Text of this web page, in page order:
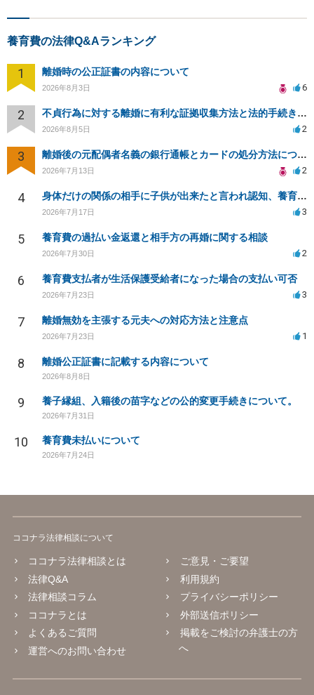
養育費の法律Q&Aランキング
1 離婚時の公正証書の内容について
2026年8月3日 6
2 不貞行為に対する離婚に有利な証拠収集方法と法的手続きについて
2026年8月5日 2
3 離婚後の元配偶者名義の銀行通帳とカードの処分方法について
2026年7月13日 2
4 身体だけの関係の相手に子供が出来たと言われ認知、養育費を要求されているが自身の子供か分からない
2026年7月17日 3
5 養育費の過払い金返還と相手方の再婚に関する相談
2026年7月30日 2
6 養育費支払者が生活保護受給者になった場合の支払い可否
2026年7月23日 3
7 離婚無効を主張する元夫への対応方法と注意点
2026年7月23日 1
8 離婚公正証書に記載する内容について
2026年8月8日
9 養子縁組、入籍後の苗字などの公的変更手続きについて。
2026年7月31日
10 養育費未払いについて
2026年7月24日
ココナラ法律相談について
ココナラ法律相談とは
法律Q&A
法律相談コラム
ココナラとは
よくあるご質問
運営へのお問い合わせ
ご意見・ご要望
利用規約
プライバシーポリシー
外部送信ポリシー
掲載をご検討の弁護士の方
へ